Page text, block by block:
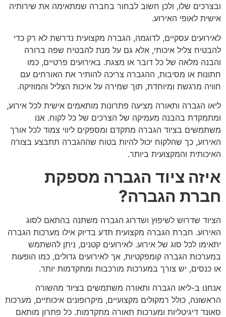
ובצרכים שלו, ולכן חשוב לבחור בחברה שמתאימה את שירותיה
אישית לאופי האירוע.
לאירועים עסקיים, לדוגמה, הגברה מקצועית נדרשת לא רק כדי
להבטיח צליל איכותי, אלא גם על מנת להבטיח שפה ברורה
והבנה מלאה של כל דובר או מצגת. באירועים פרטיים, כמו
חתונות או מסיבות, ההגברה צריכה להותיר את האורחים עם
חוויה מרגשת ומיוחדת, תוך שמירה על איכות הצליל והמוזיקה.
ליאו הגברה ותאורה מציעה פתרונות מותאמים אישית לכל אירוע,
ומתמקדת בהבנה מעמיקה של הצרכים של כל לקוח. אנו
משתמשים בציוד הגברה מתקדם ומספקים ליווי צמוד לכל אורך
האירוע, כך שהלקוח יכול להיות בטוח שההגברה תתבצע בצורה
האיכותית והמקצועית ביותר.
איזה ציוד הגברה מספקת
חברת הגברה?
הציוד שדרוש לשיפוץ ושדרוג הגברה משתנה בהתאם לסוג
האירוע. חברת הגברה מקצועית תדע בדיוק אילו מערכות הגברה
יתאימו לכל סוג של אירוע. לאירועים קטנים, ניתן להשתמש
במערכות הגברה קומפקטיות, אך לאירועים גדולים, כמו הופעות
או כנסים, יש צורך במערכות מורכבות ומתקדמות יותר.
אנחנו ב-ליאו הגברה ותאורה משתמשים בציוד מהשורה
הראשונה, כולל רמקולים מקצועיים, מיקרופונים איכותיים, מערכות
סאונד דיגיטליות ומערכות תאורה מתקדמות. כל פתרון מותאם